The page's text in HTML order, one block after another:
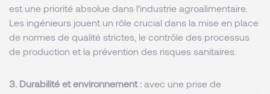
est une priorité absolue dans l'industrie agroalimentaire.
Les ingénieurs jouent un rôle crucial dans la mise en place
de normes de qualité strictes, le contrôle des processus
de production et la prévention des risques sanitaires.
3. Durabilité et environnement : avec une prise de